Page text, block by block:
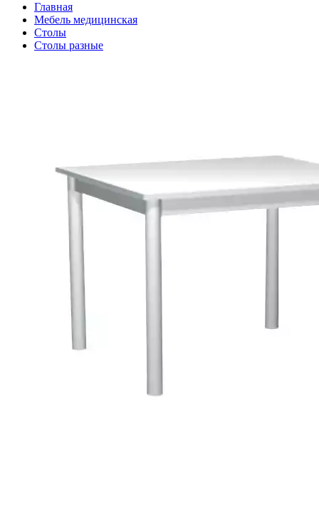
Главная
Мебель медицинская
Столы
Столы разные